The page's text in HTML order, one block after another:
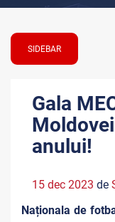
SIDEBAR
Gala
anului!
15 dec 2023 de
Naționala de